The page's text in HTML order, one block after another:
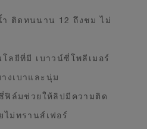
ติดทนนาน 12 ถึงชม ไม่
ลยีที่มี เบาวน์ซี่โพลีเมอร์
งเบาและนุ่ม
ฟิล์มช่วยให้ลิปมีความติด
ม่ทรานส์เฟอร์